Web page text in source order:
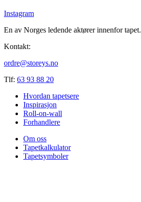
Instagram
En av Norges ledende aktører innenfor tapet.
Kontakt:
ordre@storeys.no
Tlf: 63 93 88 20
Hvordan tapetsere
Inspirasjon
Roll-on-wall
Forhandlere
Om oss
Tapetkalkulator
Tapetsymboler